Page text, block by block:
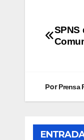
SPNS
PorPrensa